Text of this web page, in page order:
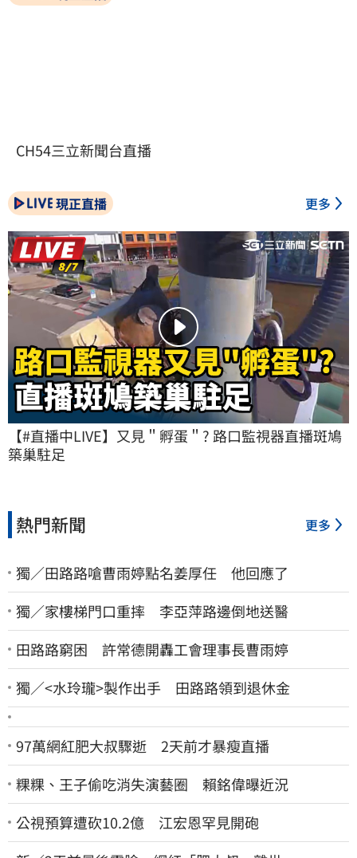
CH54三立新聞台直播
現正直播 更多
【#直播中LIVE】又見＂孵蛋＂? 路口監視器直播斑鳩
築巢駐足
熱門新聞 更多
獨／田路路嗆曹雨婷點名姜厚任 他回應了
獨／家樓梯門口重摔 李亞萍路邊倒地送醫
田路路窮困 許常德開轟工會理事長曹雨婷
獨／<水玲瓏>製作出手 田路路領到退休金
97萬網紅肥大叔驟逝 2天前才暴瘦直播
粿粿、王子偷吃消失演藝圈 賴銘偉曝近況
公視預算遭砍10.2億 江宏恩罕見開砲